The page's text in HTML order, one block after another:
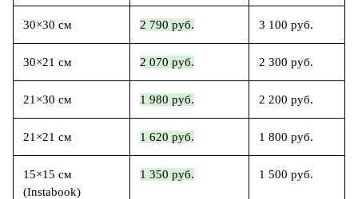
30×30 см 2 790 руб. 3 100 руб.
30×21 см 2 070 руб. 2 300 руб.
21×30 см 1 980 руб. 2 200 руб.
21×21 см 1 620 руб. 1 800 руб.
15×15 см
(Instabook)
1 350 руб. 1 500 руб.